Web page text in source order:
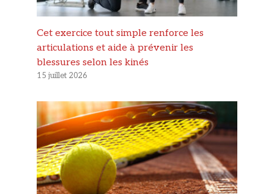
Cet exercice tout simple renforce les
articulations et aide à prévenir les
blessures selon les kinés
15 juillet 2026